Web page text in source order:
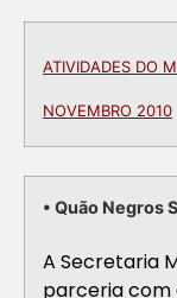
ATIVIDADES DO
NOVEMBRO 2010
• Quão Negros
A Secretaria
parceria com